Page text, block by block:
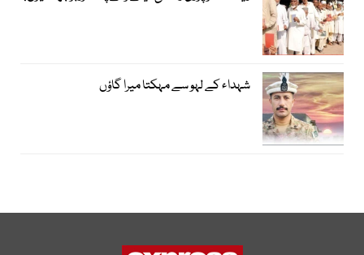
شہداء کے لہو سے مہکتا میرا گاؤں